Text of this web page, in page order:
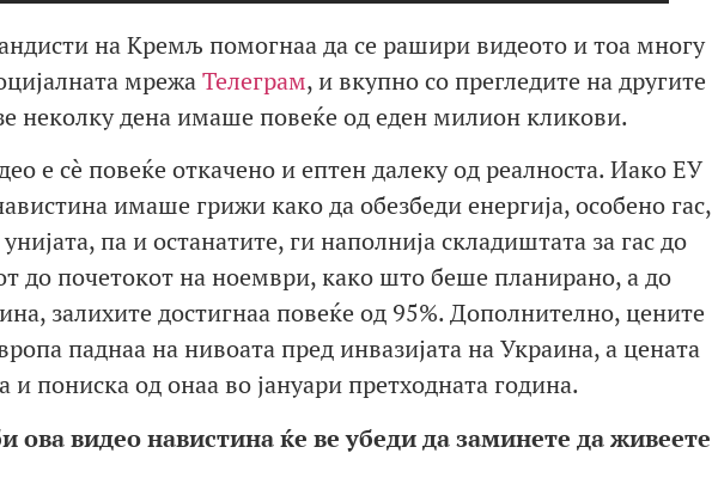
на Кремљ помогнаа да се рашири видеото и тоа многу
мрежаТелеграм, и вкупно со прегледите на другите
неколку дена имаше повеќе од еден милион кликови.
е сè повеќе откачено и ептен далеку од реалноста. Иако ЕУ
имаше грижи како да обезбеди енергија, особено гас,
па и останатите, ги наполнија складиштата за гас до
до почетокот на ноември, како што беше планирано, а до
залихите достигнаа повеќе од 95%. Дополнително, цените
паднаа на нивоата пред инвазијата на Украина, а цената
и пониска од онаа во јануари претходната година.
ова видео навистина ќе ве убеди да заминете да живеете